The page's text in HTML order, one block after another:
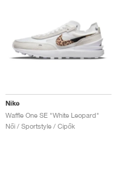
Nike
Waffle One SE "White Leopard"
Női / Sportstyle / Cipők